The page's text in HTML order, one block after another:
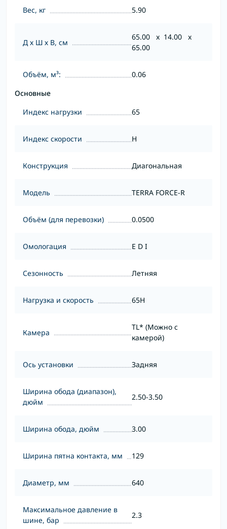
Вес, кг 5.90
Д х Ш х В, см
65.00 x 14.00 x
65.00
Объём, м³:
0.06
Основные
Индекс нагрузки
65
Индекс скорости H
Конструкция Диагональная
Модель TERRA FORCE-R
Объём (для перевозки) 0.0500
Омологация E D I
Сезонность Летняя
Нагрузка и скорость 65H
Камера
TL* (Можно с
камерой)
Ось установки Задняя
Ширина обода (диапазон),
дюйм
2.50-3.50
Ширина обода, дюйм 3.00
Ширина пятна контакта, мм 129
Диаметр, мм 640
Максимальное давление в
шине, бар
2.3